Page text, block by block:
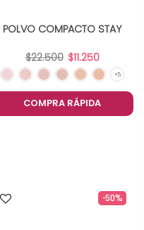
POLVO COMPACTO STAY
$22.500 $11.250
COMPRA RÁPIDA
-50%